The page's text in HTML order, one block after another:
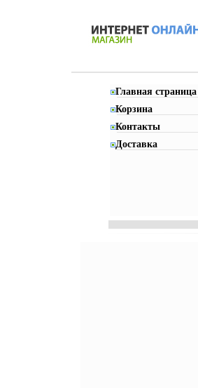
Главная страница
Корзина
Контакты
Доставка